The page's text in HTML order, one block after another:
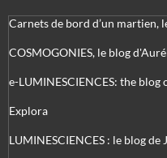
Carnets de bord d’un martien,
COSMOGONIES, le blog
e-LUMINESCIENCES: the
Explora
LUMINESCIENCES : le blog